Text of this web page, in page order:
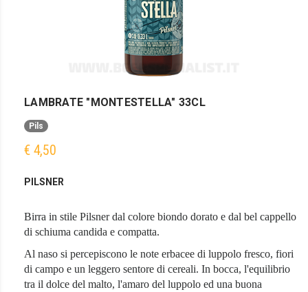
LAMBRATE "MONTESTELLA" 33CL
Pils
€ 4,50
PILSNER
Birra in stile Pilsner dal colore biondo dorato e dal bel cappello
di schiuma candida e compatta.
Al naso si percepiscono le note erbacee di luppolo fresco, fiori
di campo e un leggero sentore di cereali. In bocca, l'equilibrio
tra il dolce del malto, l'amaro del luppolo ed una buona